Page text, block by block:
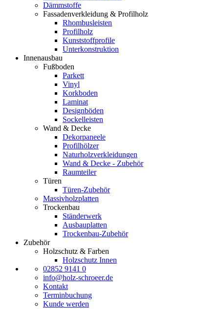
Dämmstoffe
Fassadenverkleidung & Profilholz
Rhombusleisten
Profilholz
Kunststoffprofile
Unterkonstruktion
Innenausbau
Fußboden
Parkett
Vinyl
Korkboden
Laminat
Designböden
Sockelleisten
Wand & Decke
Dekorpaneele
Profilhölzer
Naturholzverkleidungen
Wand & Decke - Zubehör
Raumteiler
Türen
Türen-Zubehör
Massivholzplatten
Trockenbau
Ständerwerk
Ausbauplatten
Trockenbau-Zubehör
Zubehör
Holzschutz & Farben
Holzschutz Innen
02852 9141 0
info@holz-schroeer.de
Kontakt
Terminbuchung
Kunde werden